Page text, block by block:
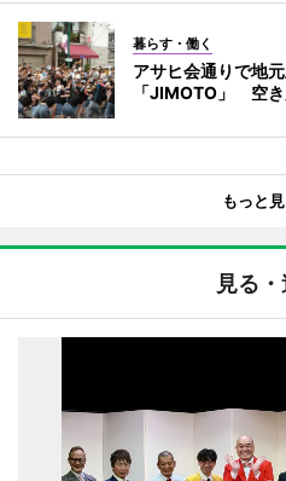
暮らす・働く
アサヒ会通りで地
「JIMOTO」 空
もっと
見る